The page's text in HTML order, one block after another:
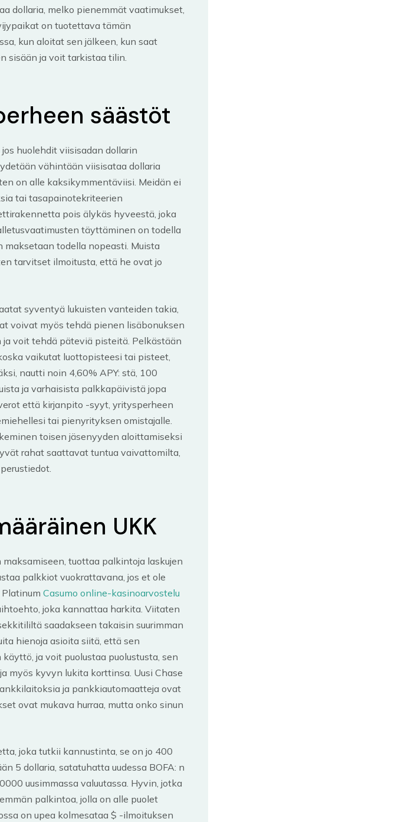
dollaria, melko pienemmät vaatimukset,
on tuotettava tämän
kun aloitat sen jälkeen, kun saat
sisään ja voit tarkistaa tilin.
säästöt
huolehdit viisisadan dollarin
vähintään viisisataa dollaria
on alle kaksikymmentäviisi. Meidän ei
tai tasapainotekriteerien
pois älykäs hyveestä, joka
täyttäminen on todella
maksetaan todella nopeasti. Muista
tarvitset ilmoitusta, että he ovat jo
syventyä lukuisten vanteiden takia,
voivat myös tehdä pienen lisäbonuksen
voit tehdä päteviä pisteitä. Pelkästään
vaikutat luottopisteesi tai pisteet,
nautti noin 4,60% APY: stä, 100
ja varhaisista palkkapäivistä jopa
että kirjanpito -syyt, yritysperheen
tai pienyrityksen omistajalle.
toisen jäsenyyden aloittamiseksi
rahat saattavat tuntua vaivattomilta,
UKK
tuottaa palkintoja laskujen
palkkiot vuokrattavana, jos et ole
Casumo online-kasinoarvostelu
joka kannattaa harkita. Viitaten
saadakseen takaisin suurimman
hienoja asioita siitä, että sen
ja voit puolustaa puolustusta, sen
myös kyvyn lukita korttinsa. Uusi Chase
ja pankkiautomaatteja ovat
ovat mukava hurraa, mutta onko sinun
joka tutkii kannustinta, se on jo 400
5 dollaria, satatuhatta uudessa BOFA: n
uusimmassa valuutassa. Hyvin, jotka
palkintoa, jolla on alle puolet
on upea kolmesataa $ -ilmoituksen